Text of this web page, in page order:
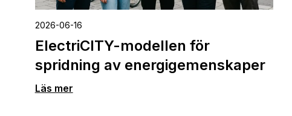
2026-06-16
ElectriCITY-modellen för
spridning av energigemenskaper
Läs mer